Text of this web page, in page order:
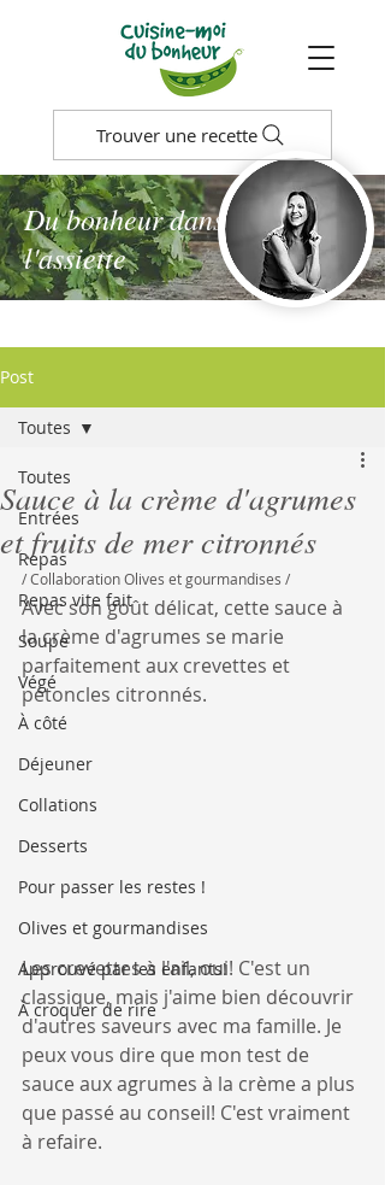
Trouver une recette
Du bonheur dans
l'assiette
Post
Toutes
Entrées
Repas
Repas vite fait
Soupe
Végé
À côté
Déjeuner
Collations
Desserts
Pour passer les restes !
Olives et gourmandises
Approuvé par les enfants!
À croquer de rire
Toutes
Sauce à la crème d'agrumes
et fruits de mer citronnés
/ Collaboration Olives et gourmandises /
Avec son goût délicat, cette sauce à
la crème d'agrumes se marie
parfaitement aux crevettes et
pétoncles citronnés.
Les crevettes à l'ail, oui! C'est un
classique, mais j'aime bien découvrir
d'autres saveurs avec ma famille. Je
peux vous dire que mon test de
sauce aux agrumes à la crème a plus
que passé au conseil! C'est vraiment
à refaire.